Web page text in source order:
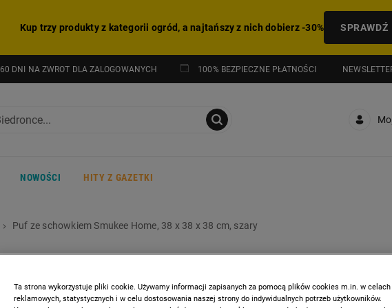
Kup trzy produkty z kategorii ogród, a najtańszy z nich dobierz -30% SPRAWDŹ
60 DNI NA ZWROT DLA ZALOGOWANYCH 100% BEZPIECZNE PŁATNOŚCI
NOWOŚCI HITY Z GAZETKI
Puf ze schowkiem Smukee Home, 38 x 38 x 38 cm, szary
Puf ze schowkiem Smukee
Ta strona wykorzystuje pliki cookie. Używamy informacji zapisanych za pomocą plików cookies m.in. w celach
reklamowych, statystycznych i w celu dostosowania naszej strony do indywidualnych potrzeb użytkowników.